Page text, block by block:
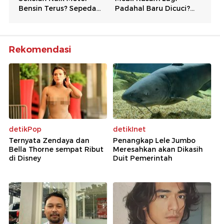
Rekomendasi
detikPop
Ternyata Zendaya dan
Bella Thorne sempat Ribut
di Disney
detikInet
Penangkap Lele Jumbo
Meresahkan akan Dikasih
Duit Pemerintah